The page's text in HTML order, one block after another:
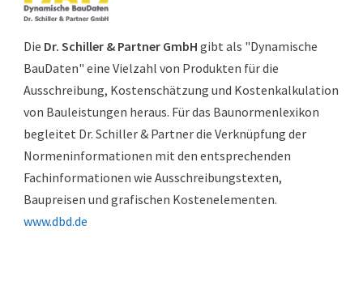
Die Dr. Schiller & Partner GmbH gibt als "Dynamische
BauDaten" eine Vielzahl von Produkten für die
Ausschreibung, Kosten­schätzung und Kostenkalkulation
von Bauleistungen heraus. Für das Baunormen­lexikon
begleitet Dr. Schiller & Partner die Verknüpfung der
Normen­informationen mit den entsprechenden
Fachinformationen wie Ausschreibungstexten,
Baupreisen und grafischen Kostenelementen.
www.dbd.de